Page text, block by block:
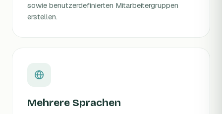
sowie benutzerdefinierten Mitarbeitergruppen
erstellen.
Mehrere Sprachen